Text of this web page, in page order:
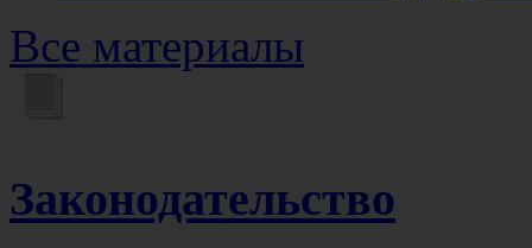
Все материалы
Законодательство